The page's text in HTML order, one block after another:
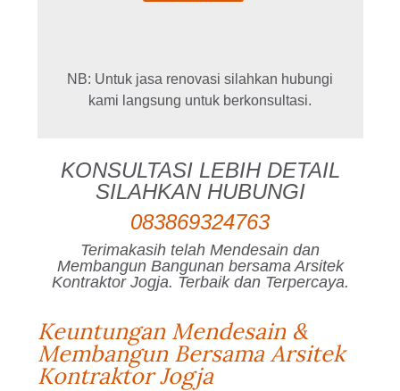
NB: Untuk jasa renovasi silahkan hubungi
kami langsung untuk berkonsultasi.
KONSULTASI LEBIH DETAIL
SILAHKAN HUBUNGI
083869324763
Terimakasih telah Mendesain dan
Membangun Bangunan bersama Arsitek
Kontraktor Jogja. Terbaik dan Terpercaya.
Keuntungan Mendesain &
Membangun Bersama Arsitek
Kontraktor Jogja